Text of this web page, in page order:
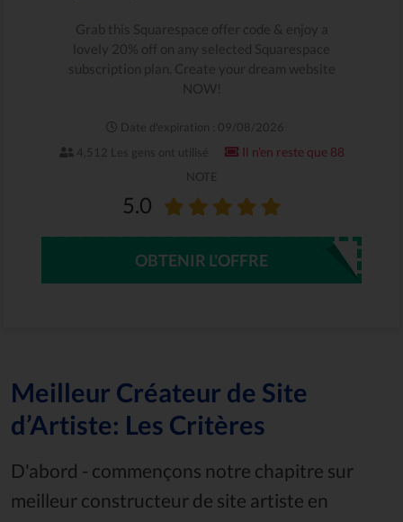
Grab this Squarespace offer code & enjoy a
lovely 20% off on any selected Squarespace
subscription plan. Create your dream website
NOW!
Date d'expiration : 09/08/2026
4,512 Les gens ont utilisé
Il n'en reste que 88
NOTE
5.0
OBTENIR L'OFFRE
Meilleur Créateur de Site
d’Artiste: Les Critères
D'abord - commençons notre chapitre sur
meilleur constructeur de site artiste en